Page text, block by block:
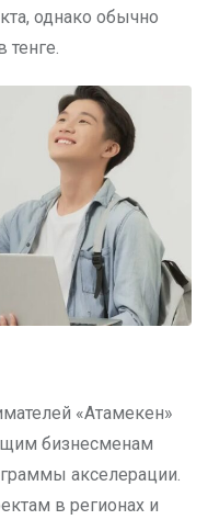
однако обычно
тенге.
«Атамекен»
бизнесменам
акселерации.
в регионах и